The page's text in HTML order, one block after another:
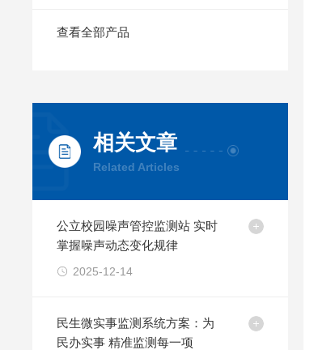
查看全部产品
相关文章
Related Articles
公立校园噪声管控监测站 实时
掌握噪声动态变化规律
2025-12-14
民生微实事监测系统方案：为
民办实事 精准监测每一项